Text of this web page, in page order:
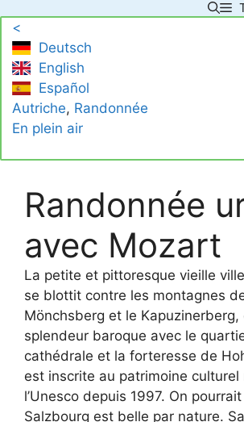
content
<
Deutsch
English
Español
Autriche, Randonnée
En plein air
Randonnée
avec Mozart
La petite et pittoresque vieille
se blottit contre les montagnes
Mönchsberg et le Kapuzinerberg,
splendeur baroque avec le
cathédrale et la forteresse de
est inscrite au patrimoine culturel
l’Unesco depuis 1997. On
Salzbourg est belle par nature.